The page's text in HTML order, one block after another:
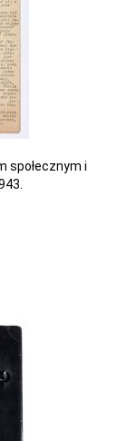
społecznym i